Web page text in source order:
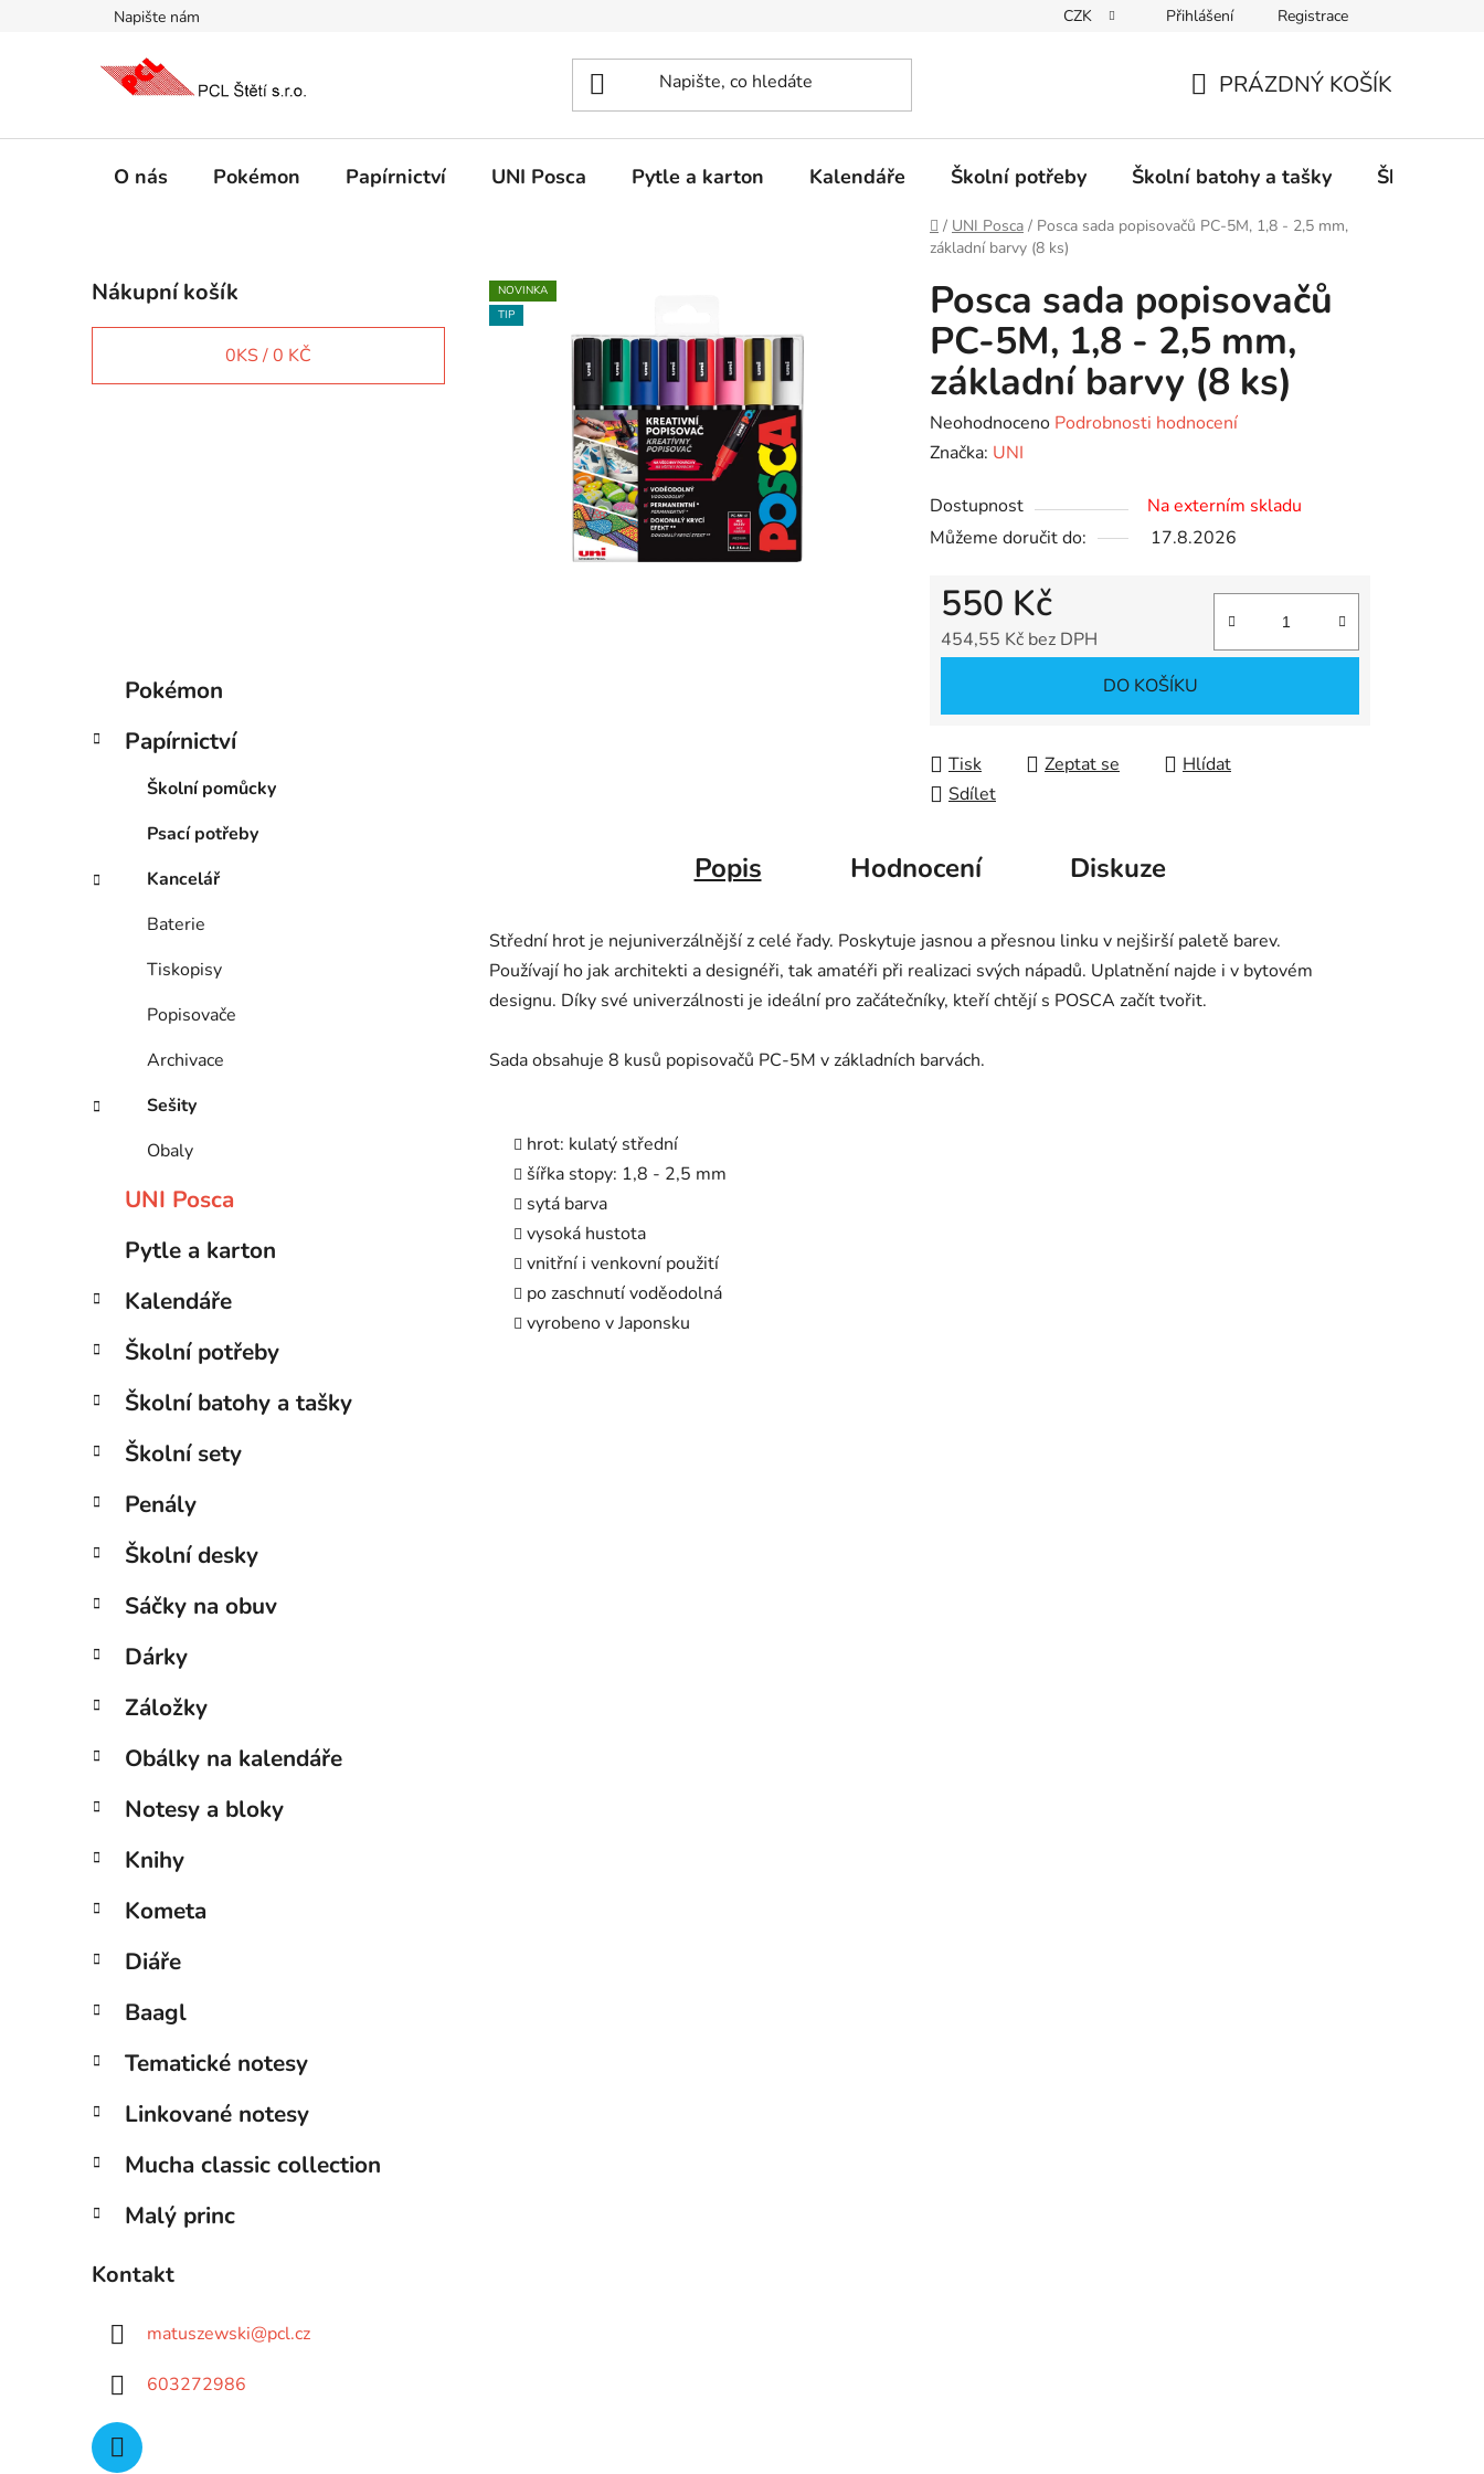
Napište nám CZK Přihlášení Registrace
KOŠÍK
PRÁZDNÝ KOŠÍK
O nás Pokémon Papírnictví UNI Posca Pytle a karton Kalendáře Školní potřeby Školní batohy a tašky Školní sety
Domů
/ UNI Posca / Posca sada popisovačů PC-5M, 1,8 - 2,5 mm,
základní barvy (8 ks)
o
s
r
Nákupní košík
0KS /0 KČ
Přeskočit
kategorie
e
e
Pokémon
Papírnictví
Školní pomůcky
Psací potřeby
Kancelář
Baterie
Tiskopisy
Popisovače
Archivace
Sešity
Obaly
UNI Posca
Pytle a karton
Kalendáře
Školní potřeby
Školní batohy a tašky
Školní sety
Penály
Školní desky
Sáčky na obuv
Dárky
Záložky
Obálky na kalendáře
Notesy a bloky
Knihy
Kometa
Diáře
Baagl
Tematické notesy
Linkované notesy
Mucha classic collection
Malý princ
Kontakt
matuszewski@pcl.cz
603272986
Posca sada popisovačů
PC-5M, 1,8 - 2,5 mm,
základní barvy (8 ks)
Průměrné
hodnocení
je
0,0
hvězdiček.
Neohodnoceno Podrobnosti hodnocení
Značka: UNI
Dostupnost
Na externím skladu
Můžeme doručit do:
17.8.2026
550 Kč
454,55 Kč bez DPH
DO KOŠÍKU
Tisk Zeptat se
Hlídat
Sdílet
NOVINKA
TIP
Popis Hodnocení Diskuze
Střední hrot je nejuniverzálnější z celé řady. Poskytuje jasnou a přesnou linku v nejširší paletě barev.
Používají ho jak architekti a designéři, tak amatéři při realizaci svých nápadů. Uplatnění najde i v bytovém
designu. Díky své univerzálnosti je ideální pro začátečníky, kteří chtějí s POSCA začít tvořit.
Sada obsahuje 8 kusů popisovačů PC-5M v základních barvách.
hrot: kulatý střední
šířka stopy: 1,8 - 2,5 mm
sytá barva
vysoká hustota
vnitřní i venkovní použití
po zaschnutí voděodolná
vyrobeno v Japonsku